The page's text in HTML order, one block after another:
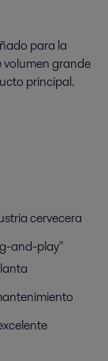
para la
grande
principal.
cervecera
and-play"